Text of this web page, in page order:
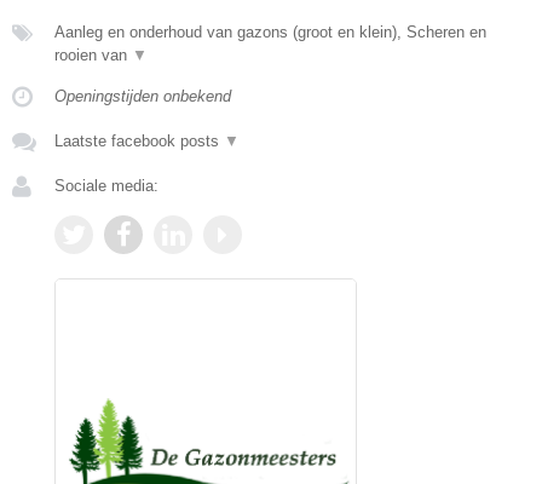
Aanleg en onderhoud van gazons (groot en klein), Scheren en
rooien van ▼
Openingstijden onbekend
Laatste facebook posts ▼
Sociale media: